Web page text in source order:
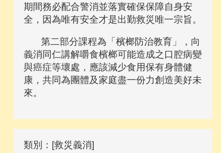
期間務必配合警消並落實確保保障自身安
全，因為唯有安全才是出勤救災唯一宗旨。
第二部分課程為「檳榔防治教育」，向
義消同仁講解嚼食檳榔可能造成之口腔病變
與癌症等壞處，應該減少食用保有身體健
康，共同為團體及家庭盡一份力創造美好未
來。
類別：[救災義消]